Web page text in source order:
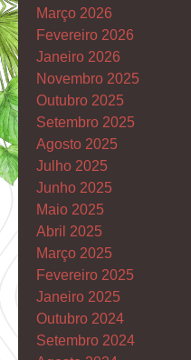
Março 2026
Fevereiro 2026
Janeiro 2026
Novembro 2025
Outubro 2025
Setembro 2025
Agosto 2025
Julho 2025
Junho 2025
Maio 2025
Abril 2025
Março 2025
Fevereiro 2025
Janeiro 2025
Outubro 2024
Setembro 2024